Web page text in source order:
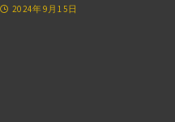
2024年9月15日